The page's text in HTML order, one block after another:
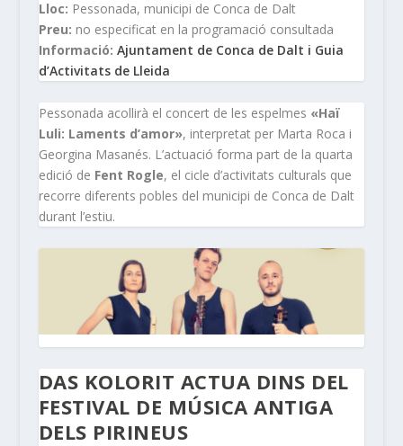
Lloc: Pessonada, municipi de Conca de Dalt
Preu: no especificat en la programació consultada
Informació: Ajuntament de Conca de Dalt i Guia
d’Activitats de Lleida
Pessonada acollirà el concert de les espelmes «Haï
Luli: Laments d’amor», interpretat per Marta Roca i
Georgina Masanés. L’actuació forma part de la quarta
edició de Fent Rogle, el cicle d’activitats culturals que
recorre diferents pobles del municipi de Conca de Dalt
durant l’estiu.
DAS KOLORIT ACTUA DINS DEL
FESTIVAL DE MÚSICA ANTIGA
DELS PIRINEUS